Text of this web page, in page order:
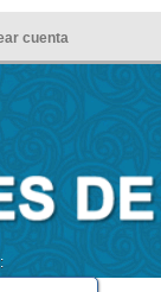
cuenta